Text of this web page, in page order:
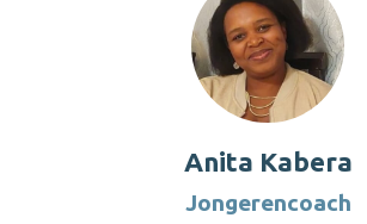
Anita Kabera
Jongerencoach